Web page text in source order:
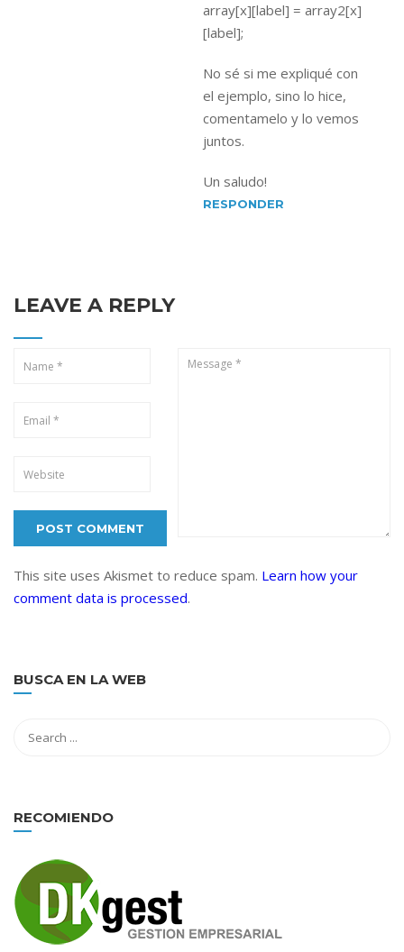
array[x][label] = array2[x]
[label];
No sé si me expliqué con
el ejemplo, sino lo hice,
comentamelo y lo vemos
juntos.
Un saludo!
RESPONDER
LEAVE A REPLY
This site uses Akismet to reduce spam. Learn how your
comment data is processed.
BUSCA EN LA WEB
RECOMIENDO